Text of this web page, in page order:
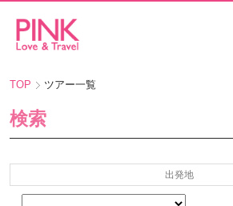
TOP ツアー一覧
検索
出発地